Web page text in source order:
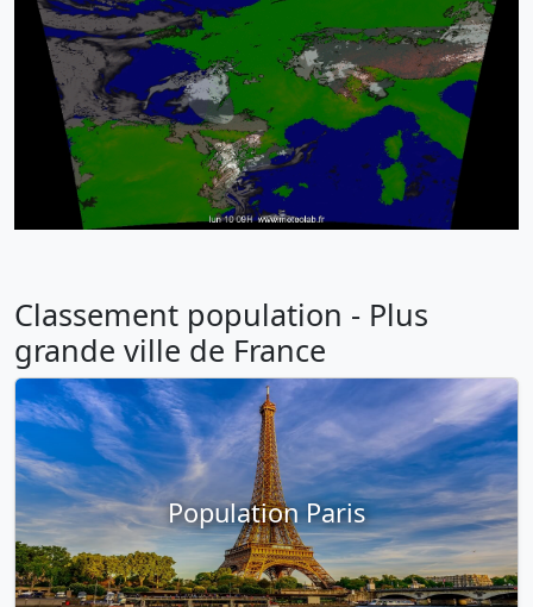
Classement population - Plus
grande ville de France
Population Paris